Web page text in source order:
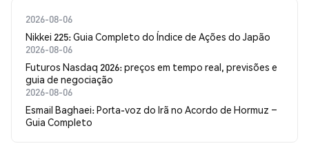
2026-08-06
Nikkei 225: Guia Completo do Índice de Ações do Japão
2026-08-06
Futuros Nasdaq 2026: preços em tempo real, previsões e
guia de negociação
2026-08-06
Esmail Baghaei: Porta-voz do Irã no Acordo de Hormuz –
Guia Completo